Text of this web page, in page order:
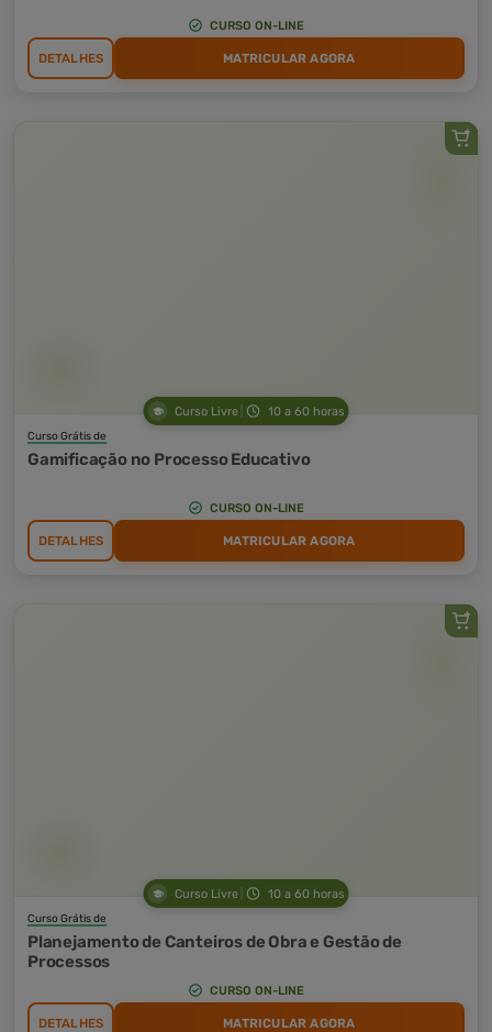
CURSO ON-LINE
DETALHES MATRICULAR AGORA
Curso Livre 10 a 60 horas
Curso Grátis de
Gamificação no Processo Educativo
CURSO ON-LINE
DETALHES MATRICULAR AGORA
Curso Livre 10 a 60 horas
Curso Grátis de
Planejamento de Canteiros de Obra e Gestão de
Processos
CURSO ON-LINE
DETALHES MATRICULAR AGORA